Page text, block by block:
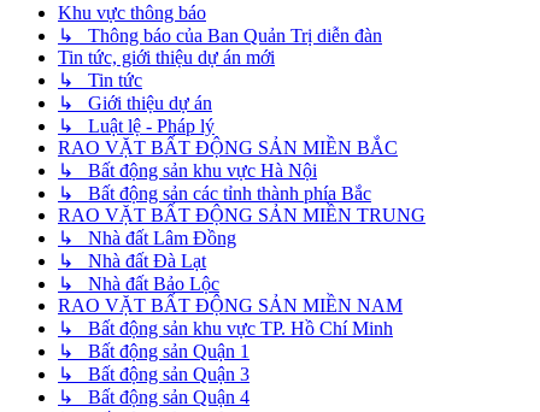
Khu vực thông báo
↳ Thông báo của Ban Quản Trị diễn đàn
Tin tức, giới thiệu dự án mới
↳ Tin tức
↳ Giới thiệu dự án
↳ Luật lệ - Pháp lý
RAO VẶT BẤT ĐỘNG SẢN MIỀN BẮC
↳ Bất động sản khu vực Hà Nội
↳ Bất động sản các tỉnh thành phía Bắc
RAO VẶT BẤT ĐỘNG SẢN MIỀN TRUNG
↳ Nhà đất Lâm Đồng
↳ Nhà đất Đà Lạt
↳ Nhà đất Bảo Lộc
RAO VẶT BẤT ĐỘNG SẢN MIỀN NAM
↳ Bất động sản khu vực TP. Hồ Chí Minh
↳ Bất động sản Quận 1
↳ Bất động sản Quận 3
↳ Bất động sản Quận 4